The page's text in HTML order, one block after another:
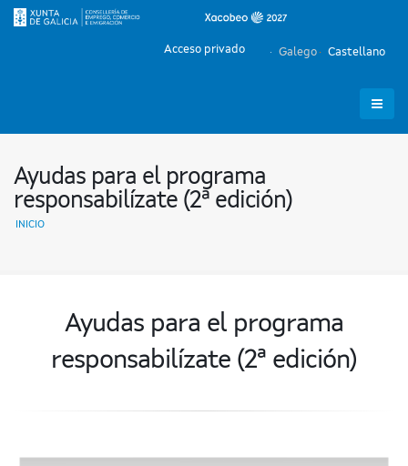
Galego Castellano
Acceso privado
Ayudas para el programa
responsabilízate (2ª edición)
INICIO
Ayudas para el programa
responsabilízate (2ª edición)